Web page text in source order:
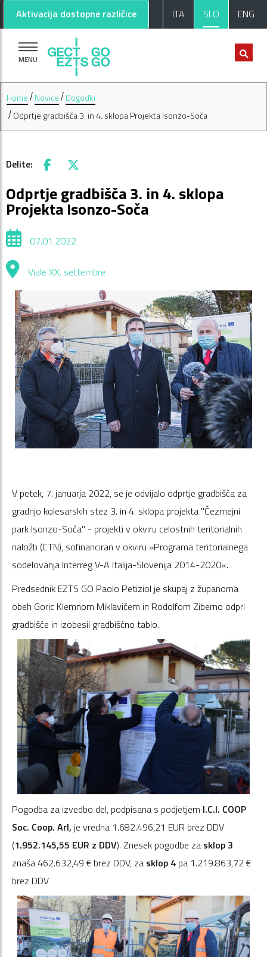
Pojdi na glavno vsebino
Pojdi na nogo strani
Aktivacija dostopne različice ITA SLO ENG
MENU
Home Novice
Dogodki
Odprtje gradbišča 3. in 4. sklopa Projekta Isonzo-Soča
Delite: Facebook
X
Odprtje gradbišča 3. in 4. sklopa
Projekta Isonzo-Soča
07.01.2022
Viale XX. settembre
V petek, 7. januarja 2022, se je odvijalo odprtje gradbišča za
gradnjo kolesarskih stez 3. in 4. sklopa projekta "Čezmejni
park Isonzo-Soča" - projekti v okviru celostnih teritorialnih
naložb (CTN), sofinanciran v okviru »Programa teritorialnega
sodelovanja Interreg V-A Italija-Slovenija 2014-2020«.
Predsednik EZTS GO Paolo Petiziol je skupaj z županoma
obeh Goric Klemnom Miklavičem in Rodolfom Ziberno odprl
gradbišče in izobesil gradbiščno tablo.
Pogodba za izvedbo del, podpisana s podjetjem I.C.I. COOP
Soc. Coop. Arl, je vredna 1.682.496,21 EUR brez DDV
(1.952.145,55 EUR z DDV). Znesek pogodbe za sklop 3
znaša 462.632,49 € brez DDV, za sklop 4 pa 1.219.863,72 €
brez DDV